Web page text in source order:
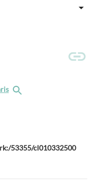
53355/cl010332500